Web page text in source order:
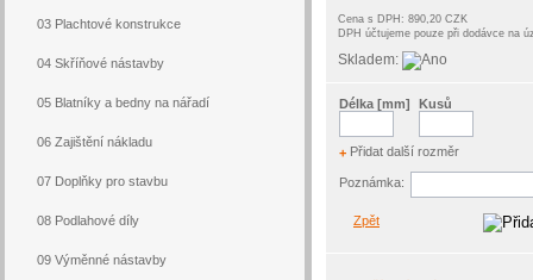
03 Plachtové konstrukce
04 Skříňové nástavby
05 Blatníky a bedny na nářadí
06 Zajištění nákladu
07 Doplňky pro stavbu
08 Podlahové díly
09 Výměnné nástavby
Cena s DPH: 890,20 CZK
DPH účtujeme pouze při dodávce na
Skladem:
Délka [mm] Kusů
+ Přidat další rozměr
Poznámka:
Zpět